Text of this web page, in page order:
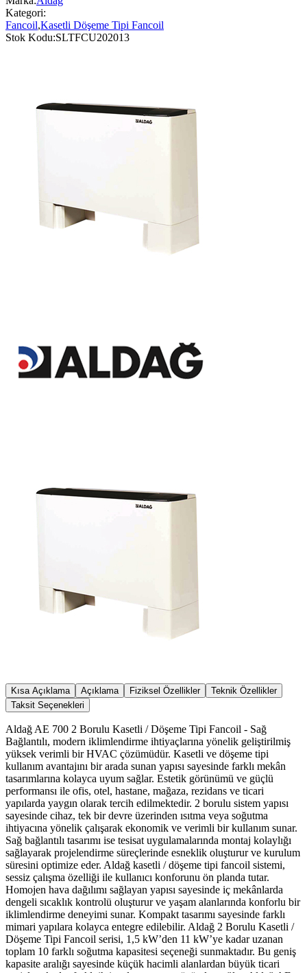
Kategori:
Fancoil,Kasetli Döşeme Tipi Fancoil
Stok Kodu:SLTFCU202013
Kısa Açıklama Açıklama Fiziksel Özellikler
Teknik Özellikler
Taksit Seçenekleri
Aldağ AE 700 2 Borulu Kasetli / Döşeme Tipi Fancoil - Sağ
Bağlantılı, modern iklimlendirme ihtiyaçlarına yönelik geliştirilmiş
yüksek verimli bir HVAC çözümüdür. Kasetli ve döşeme tipi
kullanım avantajını bir arada sunan yapısı sayesinde farklı mekân
tasarımlarına kolayca uyum sağlar. Estetik görünümü ve güçlü
performansı ile ofis, otel, hastane, mağaza, rezidans ve ticari
yapılarda yaygın olarak tercih edilmektedir. 2 borulu sistem yapısı
sayesinde cihaz, tek bir devre üzerinden ısıtma veya soğutma
ihtiyacına yönelik çalışarak ekonomik ve verimli bir kullanım sunar.
Sağ bağlantılı tasarımı ise tesisat uygulamalarında montaj kolaylığı
sağlayarak projelendirme süreçlerinde esneklik oluşturur ve kurulum
süresini optimize eder. Aldağ kasetli / döşeme tipi fancoil sistemi,
sessiz çalışma özelliği ile kullanıcı konforunu ön planda tutar.
Homojen hava dağılımı sağlayan yapısı sayesinde iç mekânlarda
dengeli sıcaklık kontrolü oluşturur ve yaşam alanlarında konforlu bir
iklimlendirme deneyimi sunar. Kompakt tasarımı sayesinde farklı
mimari yapılara kolayca entegre edilebilir. Aldağ 2 Borulu Kasetli /
Döşeme Tipi Fancoil serisi, 1,5 kW’den 11 kW’ye kadar uzanan
toplam 10 farklı soğutma kapasitesi seçeneği sunmaktadır. Bu geniş
kapasite aralığı sayesinde küçük hacimli alanlardan büyük ticari